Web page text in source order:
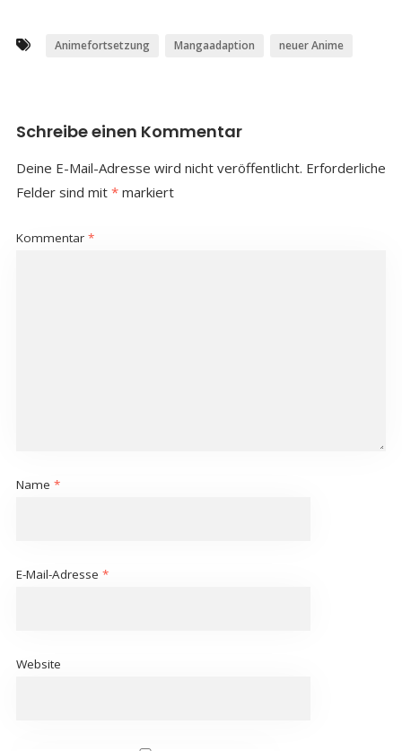
Animefortsetzung Mangaadaption neuer Anime
Schreibe einen Kommentar
Deine E-Mail-Adresse wird nicht veröffentlicht. Erforderliche
Felder sind mit *markiert
Kommentar *
Name *
E-Mail-Adresse *
Website